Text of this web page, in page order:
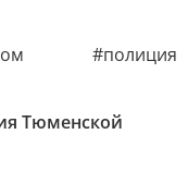
#полиция
Тюменской